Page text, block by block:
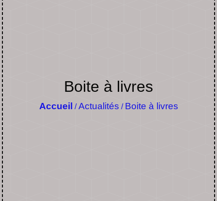
Boite à livres
Accueil /Actualités / Boite à livres